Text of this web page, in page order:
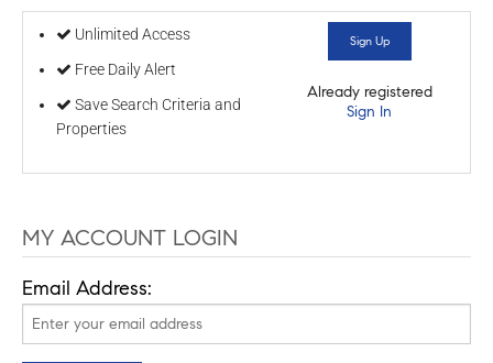
Unlimited Access
Free Daily Alert
Save Search Criteria and
Properties
Sign Up
Already registered
Sign In
MY ACCOUNT LOGIN
Email Address: